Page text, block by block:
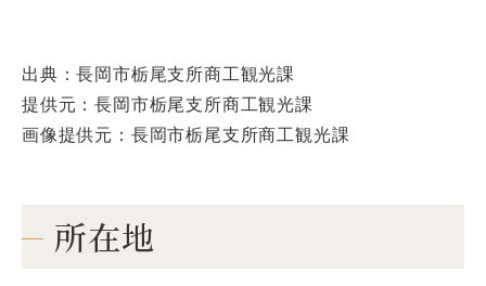
出典：長岡市栃尾支所商工観光課
提供元：長岡市栃尾支所商工観光課
画像提供元：長岡市栃尾支所商工観光課
所在地